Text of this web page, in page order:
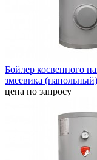
Бойлер косвенного
змеевика
цена по запросу